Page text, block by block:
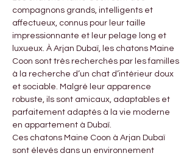
compagnons grands, intelligents et
affectueux, connus pour leur taille
impressionnante et leur pelage long et
luxueux. À Arjan Dubaï, les chatons Maine
Coon sont très recherchés par les familles
à la recherche d’un chat d’intérieur doux
et sociable. Malgré leur apparence
robuste, ils sont amicaux, adaptables et
parfaitement adaptés à la vie moderne
en appartement à Dubaï.
Ces chatons Maine Coon à Arjan Dubaï
sont élevés dans un environnement